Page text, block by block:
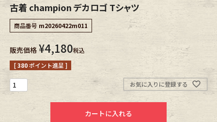
Bottoms
Outer
Fafatt
小物・アクセサリーから探す
古着 champion デカロゴ Tシャツ
商品番号 m20260422m011
販売価格 ¥4,180税込
[380ポイント進呈 ]
お気に入りに登録する
カートに入れる